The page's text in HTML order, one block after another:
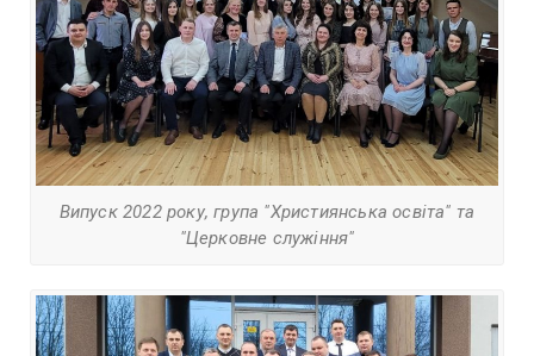
Випуск 2022 року, група "Християнська освіта" та
"Церковне служіння"